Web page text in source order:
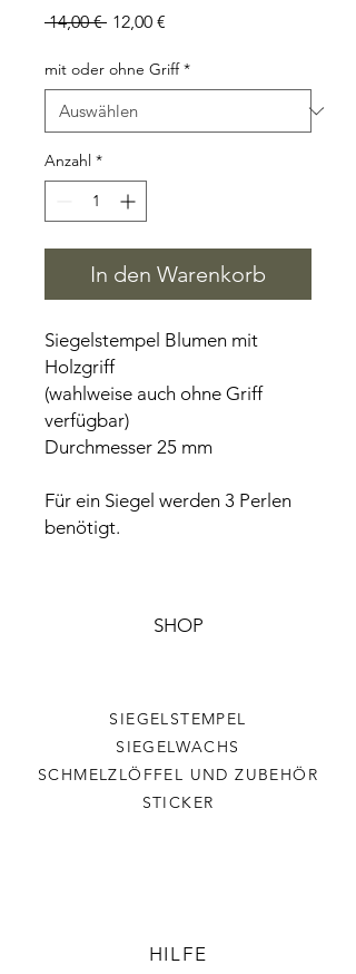
14,00 € Standardpreis
12,00 €
mit oder ohne Griff *
Anzahl *
In den Warenkorb
Siegelstempel Blumen mit
Holzgriff
(wahlweise auch ohne Griff
verfügbar)
Durchmesser 25 mm
Für ein Siegel werden 3 Perlen
benötigt.
SHOP
SIEGELSTEMPEL
SIEGELWACHS
SCHMELZLÖFFEL UND ZUBEHÖR
STICKER
HILFE